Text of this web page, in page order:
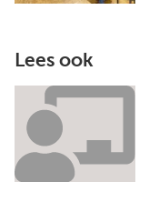
Lees ook